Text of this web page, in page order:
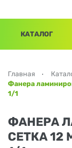
КАТАЛОГ
Главная
Фанера
1/1
ФАНЕРА
СЕТКА 12